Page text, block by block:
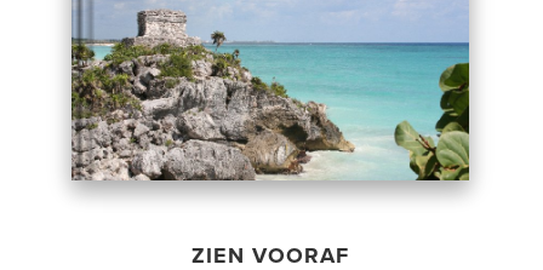
ZIEN VOORAF